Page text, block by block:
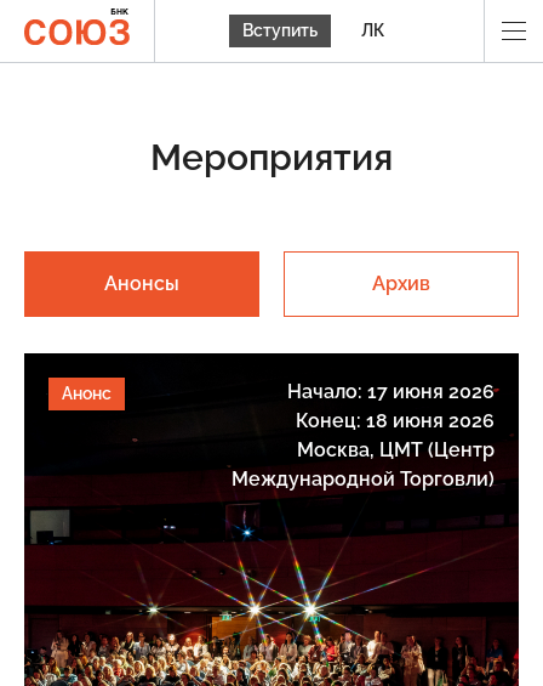
Вступить ЛК
Мероприятия
Анонсы Архив
Анонс
Начало: 17 июня 2026
Конец: 18 июня 2026
Москва, ЦМТ (Центр
Международной Торговли)